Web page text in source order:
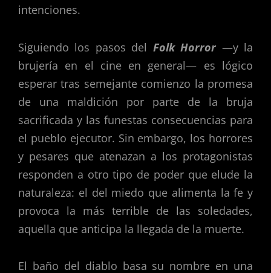
intenciones.
Siguiendo los pasos del Folk Horror —y la
brujería en el cine en general— es lógico
esperar tras semejante comienzo la promesa
de una maldición por parte de la bruja
sacrificada y las funestas consecuencias para
el pueblo ejecutor. Sin embargo, los horrores
y pesares que atenazan a los protagonistas
responden a otro tipo de poder que elude la
naturaleza: el del miedo que alimenta la fe y
provoca la más terrible de las soledades,
aquella que anticipa la llegada de la muerte.
El baño del diablo basa su nombre en una